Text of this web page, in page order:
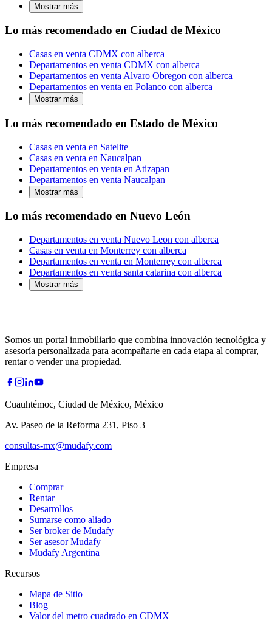
Mostrar más
Lo más recomendado en Ciudad de México
Casas en venta CDMX con alberca
Departamentos en venta CDMX con alberca
Departamentos en venta Alvaro Obregon con alberca
Departamentos en venta en Polanco con alberca
Mostrar más
Lo más recomendado en Estado de México
Casas en venta en Satelite
Casas en venta en Naucalpan
Departamentos en venta en Atizapan
Departamentos en venta Naucalpan
Mostrar más
Lo más recomendado en Nuevo León
Departamentos en venta Nuevo Leon con alberca
Casas en venta en Monterrey con alberca
Departamentos en venta en Monterrey con alberca
Departamentos en venta santa catarina con alberca
Mostrar más
Somos un portal inmobiliario que combina innovación tecnológica y
asesoría personalizada para acompañarte en cada etapa al comprar,
rentar o vender una propiedad.
Cuauhtémoc, Ciudad de México, México
Av. Paseo de la Reforma 231, Piso 3
consultas-mx@mudafy.com
Empresa
Comprar
Rentar
Desarrollos
Sumarse como aliado
Ser broker de Mudafy
Ser asesor Mudafy
Mudafy Argentina
Recursos
Mapa de Sitio
Blog
Valor del metro cuadrado en CDMX